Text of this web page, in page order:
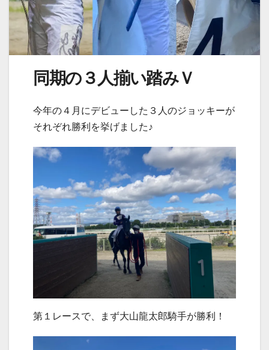
同期の３人揃い踏みＶ
今年の４月にデビューした３人のジョッキーが
それぞれ勝利を挙げました♪
第１レースで、まず大山龍太郎騎手が勝利！